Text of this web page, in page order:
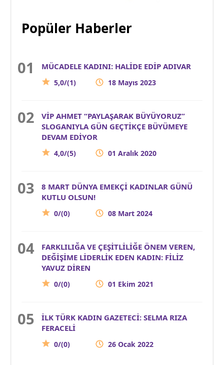
Popüler Haberler
MÜCADELE KADINI: HALİDE EDİP ADIVAR
5,0/(1) 18 Mayıs 2023
VİP AHMET “PAYLAŞARAK BÜYÜYORUZ”
SLOGANIYLA GÜN GEÇTİKÇE BÜYÜMEYE
DEVAM EDİYOR
4,0/(5) 01 Aralık 2020
8 MART DÜNYA EMEKÇİ KADINLAR GÜNÜ
KUTLU OLSUN!
0/(0) 08 Mart 2024
FARKLILIĞA VE ÇEŞİTLİLİĞE ÖNEM VEREN,
DEĞİŞİME LİDERLİK EDEN KADIN: FİLİZ
YAVUZ DİREN
0/(0) 01 Ekim 2021
İLK TÜRK KADIN GAZETECİ: SELMA RIZA
FERACELİ
0/(0) 26 Ocak 2022